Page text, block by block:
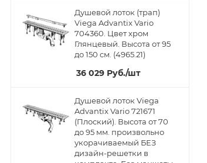
Душевой лоток (трап)
Viega Advantix Vario
704360. Цвет хром
Глянцевый. Высота от 95
до 150 см. (4965.21)
36 029 Руб./шт
Душевой лоток Viega
Advantix Vario 721671
(Плоский). Высота от 70
до 95 мм. произвольно
укорачиваемый БЕЗ
дизайн-решетки в